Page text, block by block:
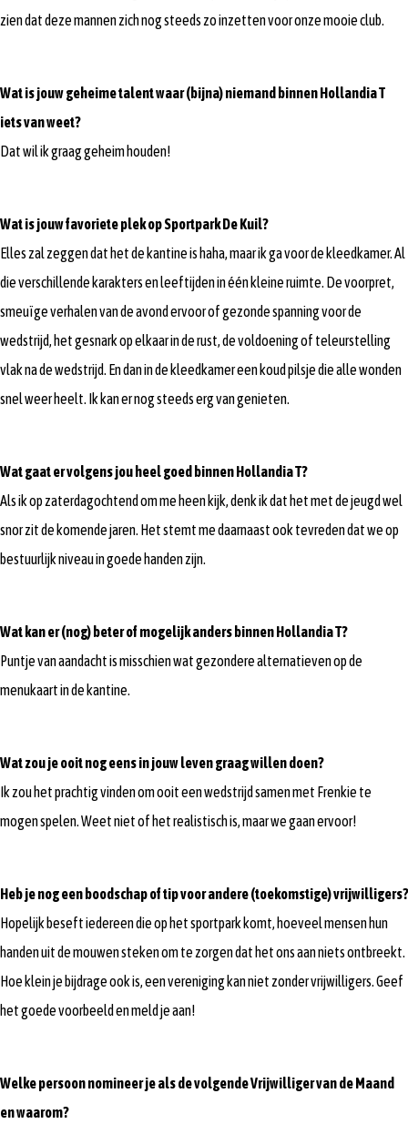
zien dat deze mannen zich nog steeds zo inzetten voor onze mooie club.
Wat is jouw geheime talent waar (bijna) niemand binnen Hollandia T
iets van weet?
Dat wil ik graag geheim houden!
Wat is jouw favoriete plek op Sportpark De Kuil?
Elles zal zeggen dat het de kantine is haha, maar ik ga voor de kleedkamer. Al
die verschillende karakters en leeftijden in één kleine ruimte. De voorpret,
smeuïge verhalen van de avond ervoor of gezonde spanning voor de
wedstrijd, het gesnark op elkaar in de rust, de voldoening of teleurstelling
vlak na de wedstrijd. En dan in de kleedkamer een koud pilsje die alle wonden
snel weer heelt. Ik kan er nog steeds erg van genieten.
Wat gaat er volgens jou heel goed binnen Hollandia T?
Als ik op zaterdagochtend om me heen kijk, denk ik dat het met de jeugd wel
snor zit de komende jaren. Het stemt me daarnaast ook tevreden dat we op
bestuurlijk niveau in goede handen zijn.
Wat kan er (nog) beter of mogelijk anders binnen Hollandia T?
Puntje van aandacht is misschien wat gezondere alternatieven op de
menukaart in de kantine.
Wat zou je ooit nog eens in jouw leven graag willen doen?
Ik zou het prachtig vinden om ooit een wedstrijd samen met Frenkie te
mogen spelen. Weet niet of het realistisch is, maar we gaan ervoor!
Heb je nog een boodschap of tip voor andere (toekomstige) vrijwilligers?
Hopelijk beseft iedereen die op het sportpark komt, hoeveel mensen hun
handen uit de mouwen steken om te zorgen dat het ons aan niets ontbreekt.
Hoe klein je bijdrage ook is, een vereniging kan niet zonder vrijwilligers. Geef
het goede voorbeeld en meld je aan!
Welke persoon nomineer je als de volgende Vrijwilliger van de Maand
en waarom?